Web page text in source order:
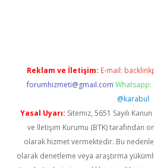
Reklam ve İletişim: E-mail:
forumhizmeti@gmail.com Whatsapp:
@karabul
Yasal Uyarı: Sitemiz, 5651 Sayılı
ve İletişim Kurumu (BTK) tarafından
olarak hizmet vermektedir. Bu
olarak denetleme veya araştırma